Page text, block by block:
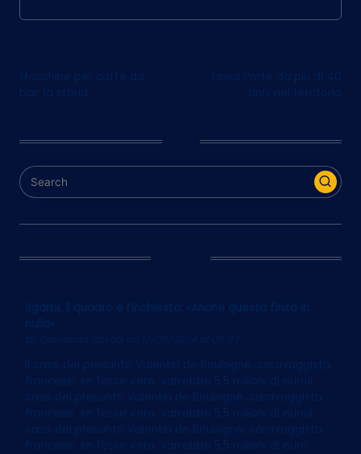
navigation
Macchine per caffè da
bar: la storia
Linea Porte da più di 40
anni nel territorio
Cerca
Sgarbi, il quadro e l’inchiesta: «Anche questa finirà in
nulla»
on 13/05/2024 at 06:07
Il caso del presunto Valentin de Boulogne, caravaggista
francese: se fosse vero, varrebbe 5,5 milioni di euroIl
caso del presunto Valentin de Boulogne, caravaggista
francese: se fosse vero, varrebbe 5,5 milioni di euroIl
caso del presunto Valentin de Boulogne, caravaggista
francese: se fosse vero, varrebbe 5,5 milioni di euro